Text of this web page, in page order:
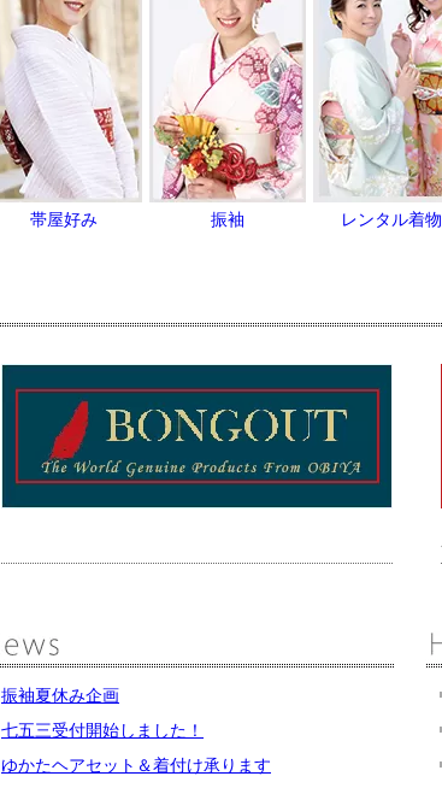
帯屋好み 振袖 レンタル着物
振袖夏休み企画
七五三受付開始しました！
ゆかたヘアセット＆着付け承ります